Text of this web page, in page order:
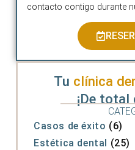
contacto contigo durante
Tu clínica
¡De
Casos de éxito (6)
Estética dental
(25)